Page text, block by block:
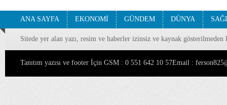
ANA SAYFA EKONOMİ GÜNDEM DÜNYA
Sitede yer alan yazı, resim ve haberler izinsiz ve kaynak gösterilmeden
Tanıtım yazısı ve footer İçin GSM : 0 551 642 10 57Email :